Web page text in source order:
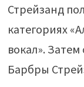
Стрейзанд
категориях
вокал».
Барбры